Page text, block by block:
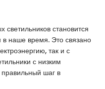
светильников становится
в наше время. Это связано
так и с
с низким
шаг в